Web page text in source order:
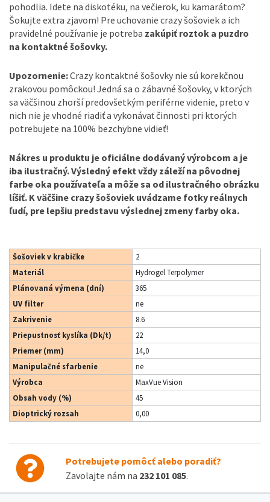
pohodlia. Idete na diskotéku, na večierok, ku kamarátom?
Šokujte extra zjavom! Pre uchovanie crazy šošoviek a ich
pravidelné používanie je potreba zakúpiť roztok a puzdro
na kontaktné šošovky.
Upozornenie:Crazy kontaktné šošovky nie sú korekčnou
zrakovou pomôckou! Jedná sa o zábavné šošovky, v ktorých
sa väčšinou zhorší predovšetkým periférne videnie, preto v
nich nie je vhodné riadiť a vykonávať činnosti pri ktorých
potrebujete na 100% bezchybne vidieť!
Nákres u produktu je oficiálne dodávaný výrobcom a je
iba ilustračný. Výsledný efekt vždy záleží na pôvodnej
farbe oka používateľa a môže sa od ilustračného obrázku
líšiť. K väčšine crazy šošoviek uvádzame fotky reálnych
ľudí, pre lepšiu predstavu výslednej zmeny farby oka.
Šošoviek v krabičke
2
Materiál
Hydrogel Terpolymer
Plánovaná výmena (dní)
365
UV filter
ne
Zakrivenie
8.6
Priepustnosť kyslíka (Dk/t)
22
Priemer (mm)
14,0
Manipulačné sfarbenie
ne
Výrobca
MaxVue Vision
Obsah vody (%)
45
Dioptrický rozsah
0,00
Potrebujete pomôcť alebo poradiť?
Zavolajte nám na 232 101 085.